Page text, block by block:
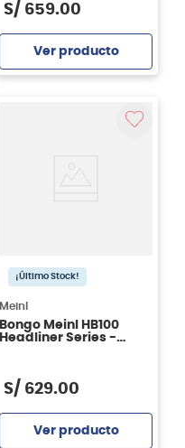
S/ 659.00
Ver producto
¡Último Stock!
Meinl
Bongo Meinl HB100
Headliner Series -
S/ 629.00
Ver producto